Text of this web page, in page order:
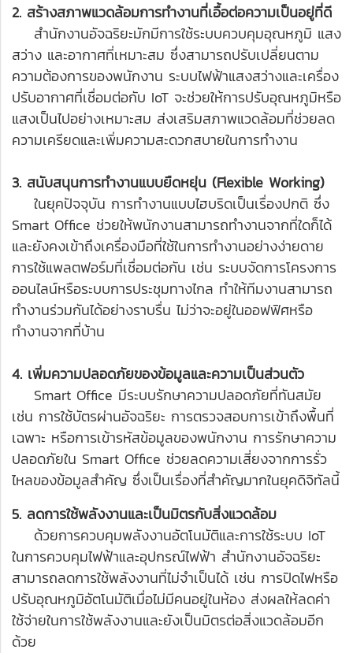
2. สร้างสภาพแวดล้อมการทำงานที่เอื้อต่อความเป็นอยู่ที่ดี
สำนักงานอัจฉริยะมักมีการใช้ระบบควบคุมอุณหภูมิ แสง
สว่าง และอากาศที่เหมาะสม ซึ่งสามารถปรับเปลี่ยนตาม
ความต้องการของพนักงาน ระบบไฟฟ้าแสงสว่างและเครื่อง
ปรับอากาศที่เชื่อมต่อกับ IoT จะช่วยให้การปรับอุณหภูมิหรือ
แสงเป็นไปอย่างเหมาะสม ส่งเสริมสภาพแวดล้อมที่ช่วยลด
ความเครียดและเพิ่มความสะดวกสบายในการทำงาน
3. สนับสนุนการทำงานแบบยืดหยุ่น (Flexible Working)
ในยุคปัจจุบัน การทำงานแบบไฮบริดเป็นเรื่องปกติ ซึ่ง
Smart Office ช่วยให้พนักงานสามารถทำงานจากที่ใดก็ได้
และยังคงเข้าถึงเครื่องมือที่ใช้ในการทำงานอย่างง่ายดาย
การใช้แพลตฟอร์มที่เชื่อมต่อกัน เช่น ระบบจัดการโครงการ
ออนไลน์หรือระบบการประชุมทางไกล ทำให้ทีมงานสามารถ
ทำงานร่วมกันได้อย่างราบรื่น ไม่ว่าจะอยู่ในออฟฟิศหรือ
ทำงานจากที่บ้าน
4. เพิ่มความปลอดภัยของข้อมูลและความเป็นส่วนตัว
Smart Office มีระบบรักษาความปลอดภัยที่ทันสมัย
เช่น การใช้บัตรผ่านอัจฉริยะ การตรวจสอบการเข้าถึงพื้นที่
เฉพาะ หรือการเข้ารหัสข้อมูลของพนักงาน การรักษาความ
ปลอดภัยใน Smart Office ช่วยลดความเสี่ยงจากการรั่ว
ไหลของข้อมูลสำคัญ ซึ่งเป็นเรื่องที่สำคัญมากในยุคดิจิทัลนี้
5. ลดการใช้พลังงานและเป็นมิตรกับสิ่งแวดล้อม
ด้วยการควบคุมพลังงานอัตโนมัติและการใช้ระบบ IoT
ในการควบคุมไฟฟ้าและอุปกรณ์ไฟฟ้า สำนักงานอัจฉริยะ
สามารถลดการใช้พลังงานที่ไม่จำเป็นได้ เช่น การปิดไฟหรือ
ปรับอุณหภูมิอัตโนมัติเมื่อไม่มีคนอยู่ในห้อง ส่งผลให้ลดค่า
ใช้จ่ายในการใช้พลังงานและยังเป็นมิตรต่อสิ่งแวดล้อมอีก
ด้วย